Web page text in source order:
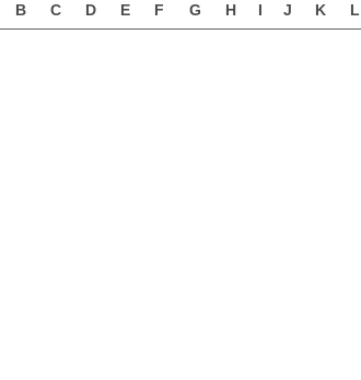
B C D E F G H I J K L